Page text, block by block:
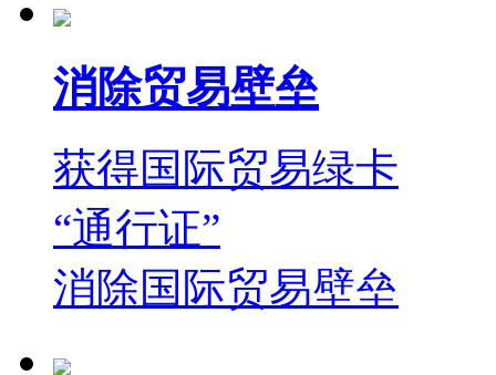
消除贸易壁垒
获得国际贸易绿卡
“通行证”
消除国际贸易壁垒